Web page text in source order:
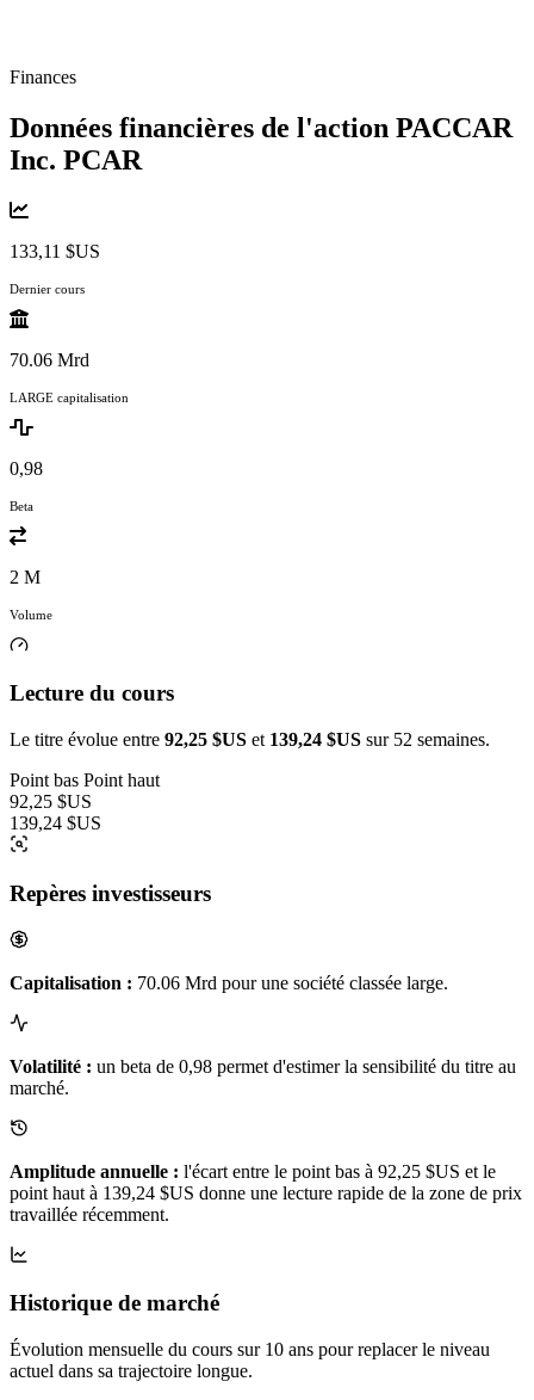
Finances
Données financières de l'action PACCAR
Inc. PCAR
133,11 $US
Dernier cours
70.06 Mrd
LARGE capitalisation
0,98
Beta
2 M
Volume
Lecture du cours
Le titre évolue entre 92,25 $US et 139,24 $US sur 52 semaines.
Point bas Point haut
92,25 $US
139,24 $US
Repères investisseurs
Capitalisation : 70.06 Mrd pour une société classée large.
Volatilité : un beta de 0,98 permet d'estimer la sensibilité du titre au
marché.
Amplitude annuelle : l'écart entre le point bas à 92,25 $US et le
point haut à 139,24 $US donne une lecture rapide de la zone de prix
travaillée récemment.
Historique de marché
Évolution mensuelle du cours sur 10 ans pour replacer le niveau
actuel dans sa trajectoire longue.